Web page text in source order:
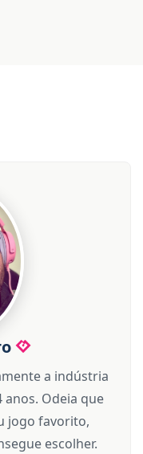
a indústria
anos. Odeia que
jogo favorito,
escolher.